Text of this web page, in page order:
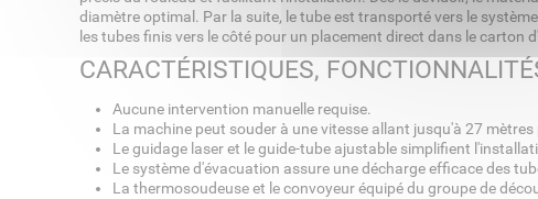
diamètre optimal. Par la suite, le tube est transporté vers le
les tubes finis vers le côté pour un placement direct dans le carton
CARACTÉRISTIQUES,
Aucune intervention manuelle requise.
La machine peut souder à une vitesse allant jusqu'à 27
Le guidage laser et le guide-tube ajustable simplifient
Le système d'évacuation assure une décharge efficace des
La thermosoudeuse et le convoyeur équipé du groupe de